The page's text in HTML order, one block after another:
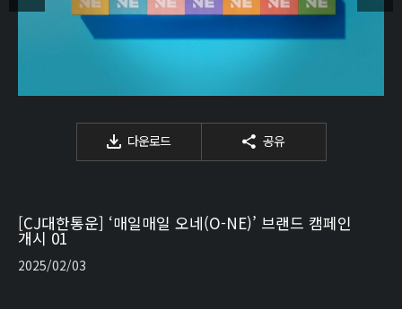
다운로드 공유
[CJ대한통운] ‘매일매일 오네(O-NE)’ 브랜드 캠페인
개시 01
2025/02/03